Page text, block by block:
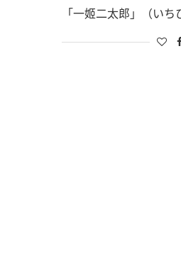
「一姬二太郎」（い